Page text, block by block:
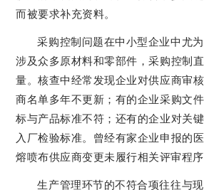
而被要求补充资料。
采购控制问题在中小型企业中尤
涉及众多原材料和零部件，采购控制
量。核查中经常发现企业对供应商审
商名单多年不更新；有的企业采购文
标与产品标准不符；还有的企业对关
入厂检验标准。曾经有家企业申报的
熔喷布供应商变更未履行相关评审程序
生产管理环节的不符合项往往与